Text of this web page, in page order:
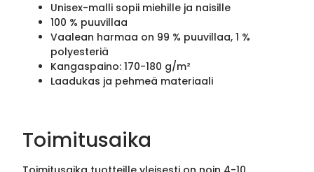
Unisex-malli sopii miehille ja naisille
100 % puuvillaa
Vaalean harmaa on 99 % puuvillaa, 1 %
polyesteriä
Kangaspaino: 170-180 g/m²
Laadukas ja pehmeä materiaali
Toimitusaika